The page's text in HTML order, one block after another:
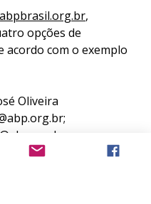
,
opções de
acordo com o exemplo
Oliveira